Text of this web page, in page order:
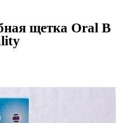
щетка Oral B